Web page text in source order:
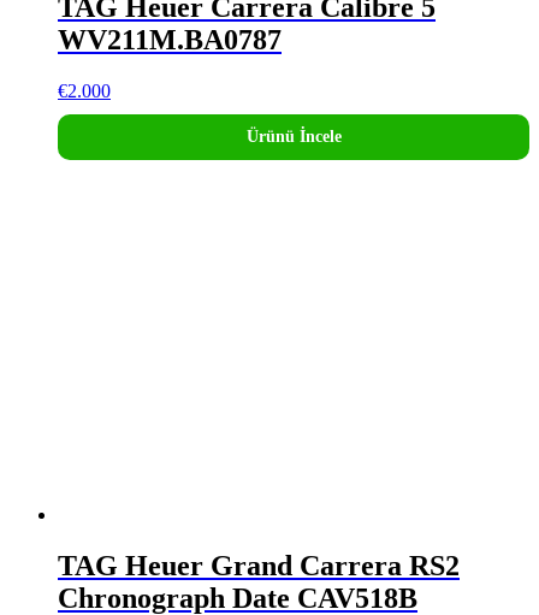
TAG Heuer Carrera Calibre 5
WV211M.BA0787
€2.000
Ürünü İncele
TAG Heuer Grand Carrera RS2
Chronograph Date CAV518B